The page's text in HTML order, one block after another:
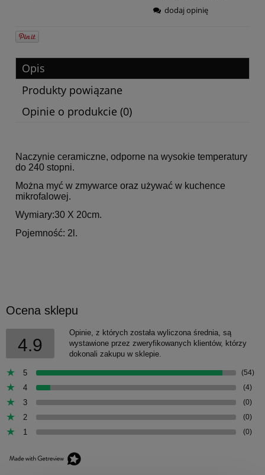
dodaj opinię
Opis
Produkty powiązane
Opinie o produkcie (0)
Naczynie ceramiczne, odporne na wysokie temperatury
do 240 stopni.
Można myć w zmywarce oraz używać w kuchence
mikrofalowej.
Wymiary:30 X 20cm.
Pojemność: 2l.
Ocena sklepu
4.9
Opinie, z których została wyliczona średnia, są
wystawione przez zweryfikowanych klientów, którzy
dokonali zakupu w sklepie.
5 (54)
4 (4)
3 (0)
2 (0)
1 (0)